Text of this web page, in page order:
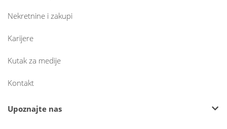
Nekretnine i zakupi
Karijere
Kutak za medije
Kontakt
Upoznajte nas